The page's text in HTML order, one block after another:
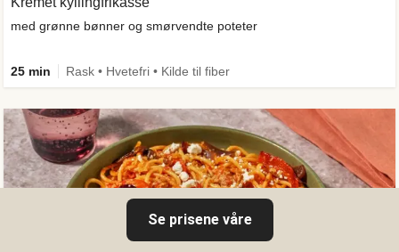
med grønne bønner og smørvendte poteter
25 min Rask • Hvetefri • Kilde til fiber
Se prisene våre